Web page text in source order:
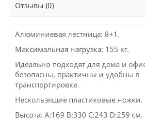
Отзывы (0)
Алюминиевая лестница: 8+1.
Максимальная нагрузка: 155 кг.
Идеально подходят для дома и
безопасны, практичны и удобны в
транспортировке.
Нескользящие пластиковые ножки.
Высота: A:169 B:330 C:243 D:259 см.